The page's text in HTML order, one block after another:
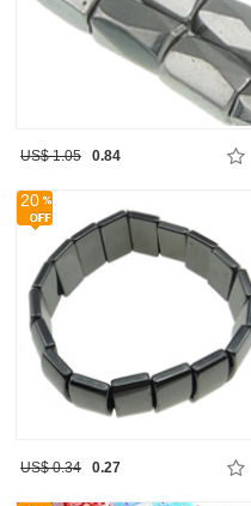
US$ 1.05 0.84
20
US$ 0.34 0.27